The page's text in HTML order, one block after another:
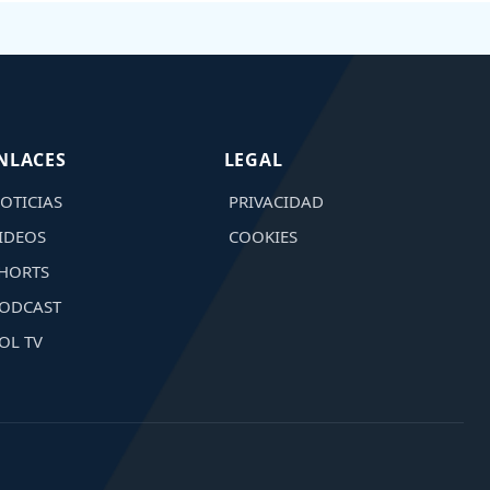
TV
LEGAL
PRIVACIDAD
COOKIES